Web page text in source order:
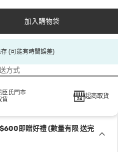
加入購物袋
(可能有時間誤差)
方式
臣氏門市
貨
超商取貨
即贈好禮 (數量有限 送完